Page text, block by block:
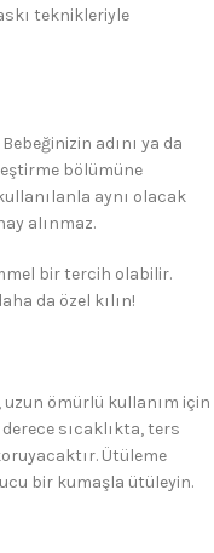
teknikleriyle
adını ya da
bölümüne
aynı olacak
alınmaz.
bir tercih olabilir.
da özel kılın!
uzun ömürlü kullanım için
sıcaklıkta, ters
Ütüleme
bir kumaşla ütüleyin.